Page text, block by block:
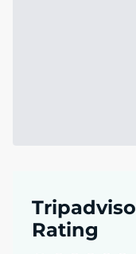
Rating